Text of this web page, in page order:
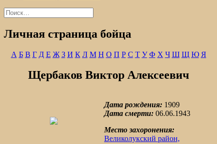
Найти:
Личная страница бойца
А Б В Г Д Е Ж З И К Л М Н О П Р С Т У Ф Х Ч Ш Щ Ю Я
Щербаков Виктор Алексеевич
Дата рождения: 1909
Дата смерти: 06.06.1943
Место захоронения:
Великолукский район,